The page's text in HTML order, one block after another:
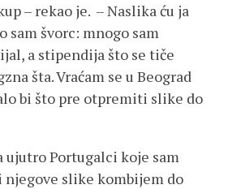
– rekao je. – Naslika ću ja
sam švorc: mnogo sam
a stipendija što se tiče
šta. Vraćam se u Beograd
bi što pre otpremiti slike do
ujutro Portugalci koje sam
slike kombijem do